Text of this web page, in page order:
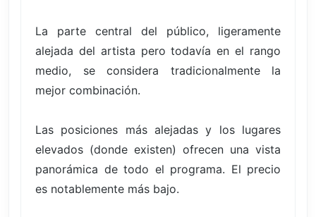
La parte central del público, ligeramente
alejada del artista pero todavía en el rango
medio, se considera tradicionalmente la
mejor combinación.
Las posiciones más alejadas y los lugares
elevados (donde existen) ofrecen una vista
panorámica de todo el programa. El precio
es notablemente más bajo.